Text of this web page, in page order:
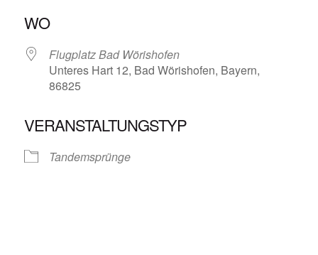
WO
Flugplatz Bad Wörishofen
Unteres Hart 12, Bad Wörishofen, Bayern,
86825
VERANSTALTUNGSTYP
Tandemsprünge